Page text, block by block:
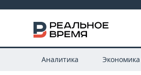
Аналитика Экономика